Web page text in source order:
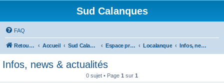
Sud Calanques
FAQ
Retour au site Accueil Sud Calanques Espace professionnel Localanque Infos, news & actualités
Infos, news & actualités
0 sujet • Page 1 sur 1